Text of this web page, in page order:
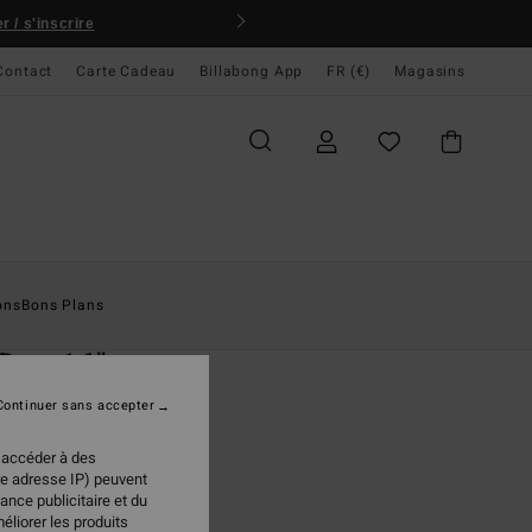
/ s'inscrire
Carte Cadeau Billabong App FR (€) Magasins
Bons Plans
16"
de bain Bleu Homme
30%
à des
adresse IP) peuvent
publicitaire et du
les produits
sans accepter